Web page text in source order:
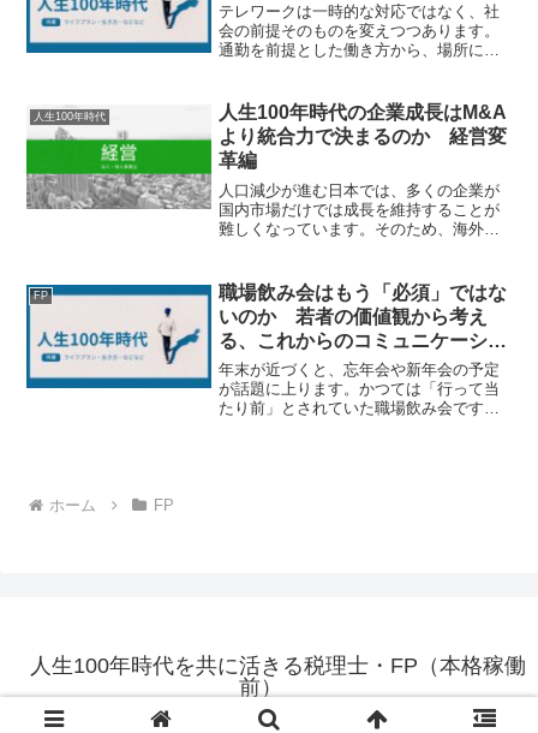
テレワークは一時的な対応ではなく、社
会の前提そのものを変えつつあります。
通勤を前提とした働き方から、場所に縛
います。しかし、その変化は単なる利便
性の向上にとどまりません...
人生100年時代
人生100年時代の企業成長はM&A
より統合力で決まるのか 経営変
革編
人口減少が進む日本では、多くの企業が
国内市場だけでは成長を維持することが
難しくなっています。そのため、海外市
用する企業が増えています。しかし、
M&Aは実施すれば成功す...
FP
職場飲み会はもう「必須」ではな
いのか 若者の価値観から考え
る、これからのコミュニケーショ
ン戦略
年末が近づくと、忘年会や新年会の予定
が話題に上ります。かつては「行って当
たり前」とされていた職場飲み会です
ホーム
FP
人生100年時代を共に活きる税理士・FP（本格稼働
前）
© 2025 人生100年時代を共に活きる税理士・FP（本格稼働前）.